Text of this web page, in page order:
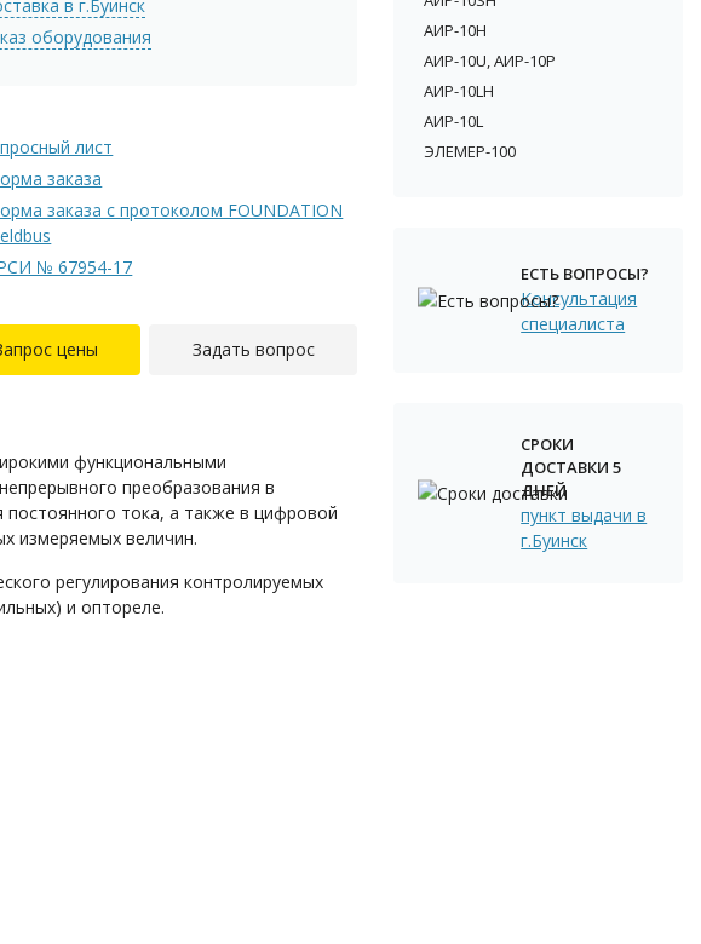
в г.Буинск
оборудования
лист
заказа
заказа с протоколом FOUNDATION
№ 67954-17
цены Задать вопрос
функциональными
преобразования в
тока, а также в цифровой
измеряемых величин.
регулирования контролируемых
и оптореле.
АИР-10H
АИР-10U, АИР-10Р
АИР-10LH
АИР-10L
ЭЛЕМЕР-100
ЕСТЬ ВОПРОСЫ?
Консультация
специалиста
СРОКИ
ДОСТАВКИ 5
ДНЕЙ
пункт выдачи в
г.Буинск